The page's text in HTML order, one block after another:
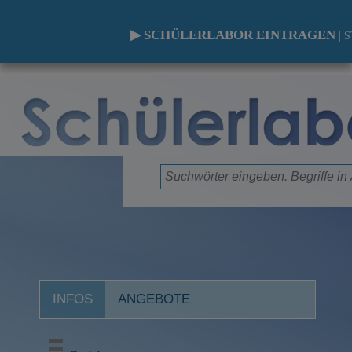
▶ SCHÜLERLABOR EINTRAGEN
INFOS ANGEBOTE